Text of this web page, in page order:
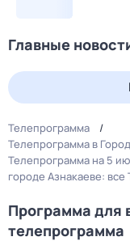
Главные
Телепрограмма
Телепрограмма в
Телепрограмма на 5
городе Азнакаеве: все
Программа для
телепрограмма